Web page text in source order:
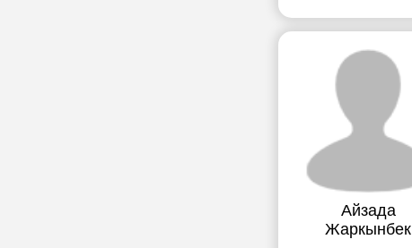
Айзада
Жаркынбек